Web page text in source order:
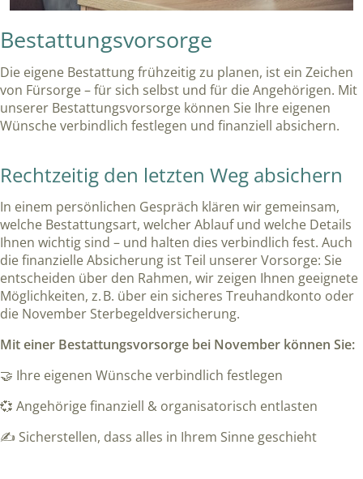
Bestattungsvorsorge
Die eigene Bestattung frühzeitig zu planen, ist ein Zeichen
von Fürsorge – für sich selbst und für die Angehörigen. Mit
unserer Bestattungsvorsorge können Sie Ihre eigenen
Wünsche verbindlich festlegen und finanziell absichern.
Rechtzeitig den letzten Weg absichern
In einem persönlichen Gespräch klären wir gemeinsam,
welche Bestattungsart, welcher Ablauf und welche Details
Ihnen wichtig sind – und halten dies verbindlich fest. Auch
die finanzielle Absicherung ist Teil unserer Vorsorge: Sie
entscheiden über den Rahmen, wir zeigen Ihnen geeignete
Möglichkeiten, z. B. über ein sicheres Treuhandkonto oder
die November Sterbegeldversicherung.
Mit einer Bestattungsvorsorge bei November können Sie:
🤝 Ihre eigenen Wünsche verbindlich festlegen
💞 Angehörige finanziell & organisatorisch entlasten
✍️ Sicherstellen, dass alles in Ihrem Sinne geschieht